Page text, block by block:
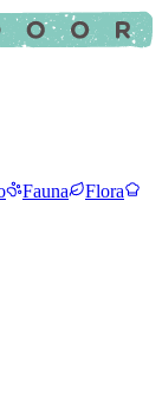
Fauna
Flora